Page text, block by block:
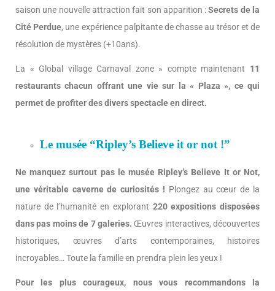
saison une nouvelle attraction fait son apparition :Secrets de la
Cité Perdue, une expérience palpitante de chasse au trésor et de
résolution de mystères (+10ans).
La « Global village Carnaval zone » compte maintenant 11
restaurants chacun offrant une vie sur la « Plaza », ce qui
permet de profiter des divers spectacle en direct.
Le musée “Ripley’s Believe it or not !”
Ne manquez surtout pas le musée Ripley’s Believe It or Not,
une véritable caverne de curiosités ! Plongez au cœur de la
nature de l’humanité en explorant 220 expositions disposées
dans pas moins de 7 galeries. Œuvres interactives, découvertes
historiques, œuvres d’arts contemporaines, histoires
incroyables… Toute la famille en prendra plein les yeux !
Pour les plus courageux, nous vous recommandons la